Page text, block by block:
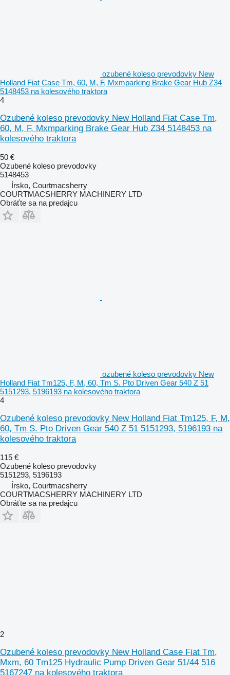
ozubené koleso prevodovky New
Holland Fiat Case Tm, 60, M, F, Mxmparking Brake Gear Hub Z34
5148453 na kolesového traktora
4
Ozubené koleso prevodovky New Holland Fiat Case Tm,
60, M, F, Mxmparking Brake Gear Hub Z34 5148453 na
kolesového traktora
50 €
Ozubené koleso prevodovky
5148453
Írsko, Courtmacsherry
COURTMACSHERRY MACHINERY LTD
Obráťte sa na predajcu
ozubené koleso prevodovky New
Holland Fiat Tm125, F, M, 60, Tm S. Pto Driven Gear 540 Z 51
5151293, 5196193 na kolesového traktora
4
Ozubené koleso prevodovky New Holland Fiat Tm125, F, M,
60, Tm S. Pto Driven Gear 540 Z 51 5151293, 5196193 na
kolesového traktora
115 €
Ozubené koleso prevodovky
5151293, 5196193
Írsko, Courtmacsherry
COURTMACSHERRY MACHINERY LTD
Obráťte sa na predajcu
2
Ozubené koleso prevodovky New Holland Case Fiat Tm,
Mxm, 60 Tm125 Hydraulic Pump Driven Gear 51/44 516
5167247 na kolesového traktora